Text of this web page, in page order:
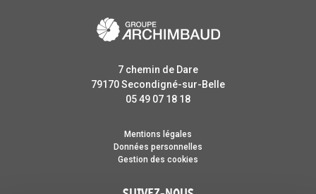
7 chemin de Dare
79170Secondigné-sur-Belle
05 49 07 18 18
Mentions légales
Données personnelles
Gestion des cookies